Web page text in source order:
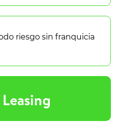
Leasing
riesgo sin franquicia